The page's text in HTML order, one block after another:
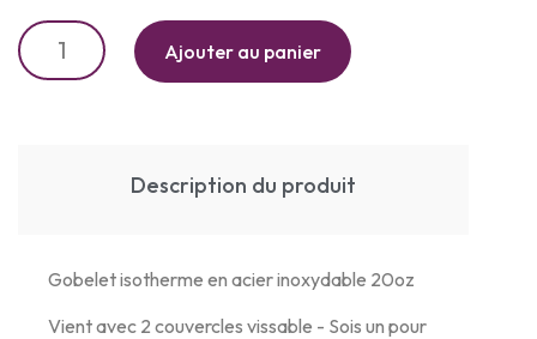
Ajouter au panier
Description du produit
Gobelet isotherme en acier inoxydable 20oz
Vient avec 2 couvercles vissable - Sois un pour